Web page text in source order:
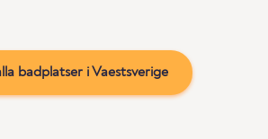
badplatser i Vaestsverige